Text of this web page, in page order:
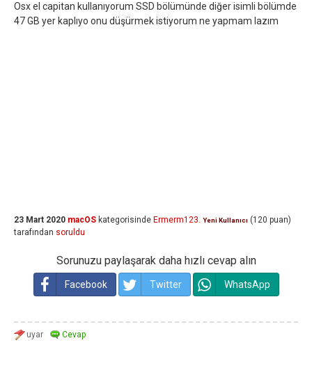
Osx el capitan kullanıyorum SSD bölümünde diğer isimli bölümde
47 GB yer kaplıyo onu düşürmek istiyorum ne yapmam lazım
23 Mart 2020 macOS kategorisinde Ermerm123. Yeni Kullanıcı (120 puan)
tarafından soruldu
Sorunuzu paylaşarak daha hızlı cevap alın
Facebook Twitter WhatsApp